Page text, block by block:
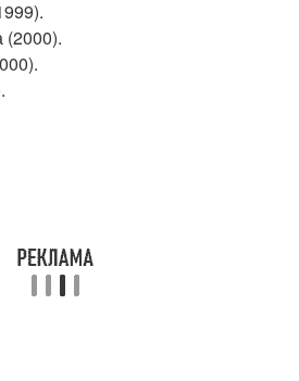
(2000).